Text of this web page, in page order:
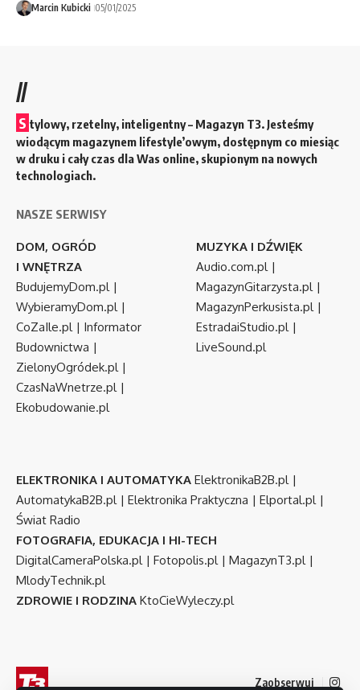
Marcin Kubicki 05/01/2025
//
S tylowy, rzetelny, inteligentny – Magazyn T3. Jesteśmy
wiodącym magazynem lifestyle’owym, dostępnym co miesiąc
w druku i cały czas dla Was online, skupionym na nowych
technologiach.
NASZE SERWISY
DOM, OGRÓD
I WNĘTRZA
BudujemyDom.pl|
WybieramyDom.pl|
CoZaIle.pl| Informator
Budownictwa |
ZielonyOgródek.pl|
CzasNaWnetrze.pl|
Ekobudowanie.pl
MUZYKA I DŹWIĘK
Audio.com.pl|
MagazynGitarzysta.pl|
MagazynPerkusista.pl|
EstradaiStudio.pl|
LiveSound.pl
ELEKTRONIKA I AUTOMATYKA ElektronikaB2B.pl|
AutomatykaB2B.pl| Elektronika Praktyczna | Elportal.pl|
Świat Radio
FOTOGRAFIA, EDUKACJA I HI-TECH
DigitalCameraPolska.pl| Fotopolis.pl| MagazynT3.pl|
MlodyTechnik.pl
ZDROWIE I RODZINA KtoCieWyleczy.pl
Zaobserwuj